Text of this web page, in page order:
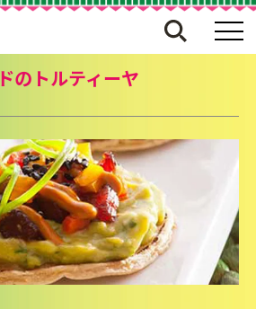
のトルティーヤ